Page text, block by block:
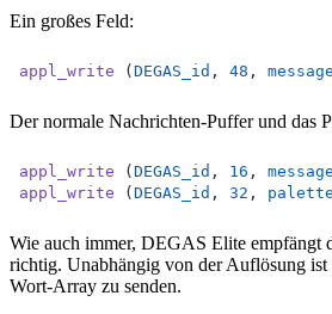
Ein großes Feld:
appl_write ( DEGAS_id , 48 , message
Der normale Nachrichten-Puffer und das
appl_write ( DEGAS_id , 16 , message
appl_write ( DEGAS_id , 32 , palette
Wie auch immer, DEGAS Elite empfängt
richtig. Unabhängig von der Auflösung ist
Wort-Array zu senden.